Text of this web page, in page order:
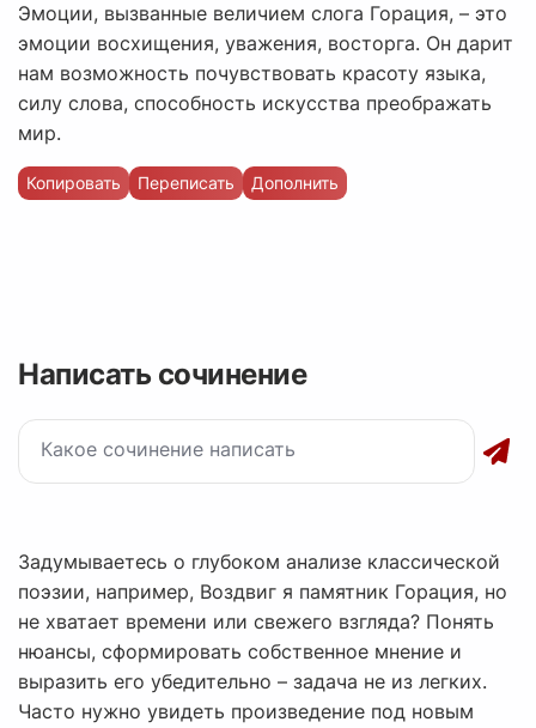
Эмоции, вызванные величием слога Горация, – это
эмоции восхищения, уважения, восторга. Он дарит
нам возможность почувствовать красоту языка,
силу слова, способность искусства преображать
мир.
Копировать Переписать Дополнить
Написать сочинение
Задумываетесь о глубоком анализе классической
поэзии, например, Воздвиг я памятник Горация, но
не хватает времени или свежего взгляда? Понять
нюансы, сформировать собственное мнение и
выразить его убедительно – задача не из легких.
Часто нужно увидеть произведение под новым